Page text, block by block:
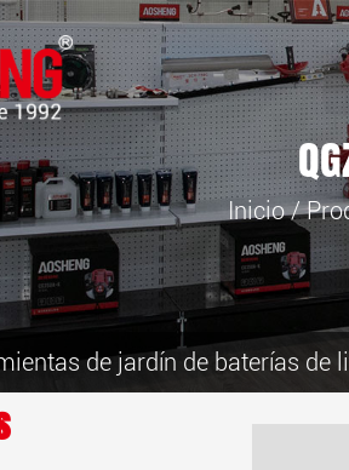
Inicio/
de jardín de baterías de